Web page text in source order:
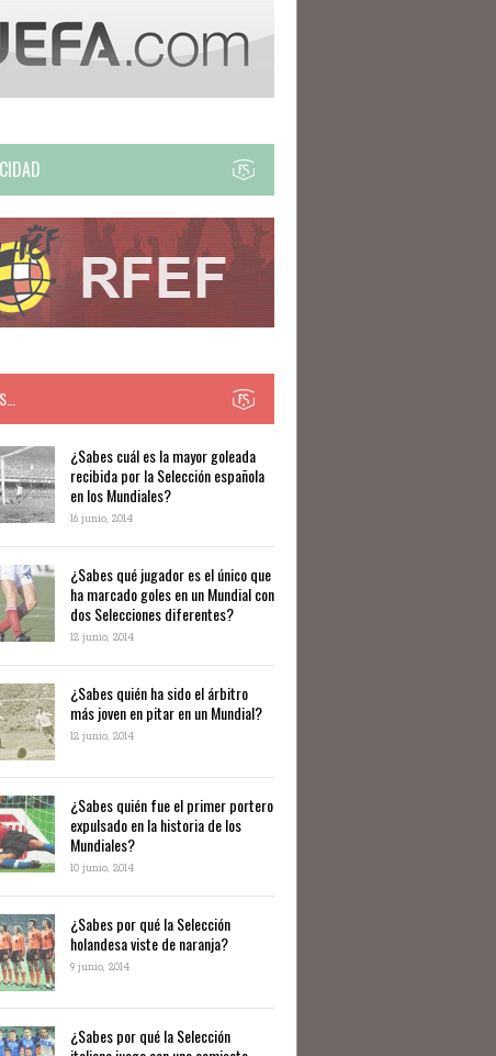
​​¿Sabes cuál es la mayor goleada
recibida por la Selección española
en los Mundiales?
16 junio, 2014
¿Sabes qué jugador es el único que
ha marcado goles en un Mundial con
dos Selecciones diferentes?
12 junio, 2014
¿Sabes quién ha sido el árbitro
más joven en pitar en un Mundial?
12 junio, 2014
¿Sabes quién fue el primer portero
expulsado en la historia de los
Mundiales?
10 junio, 2014
​¿Sabes por qué la Selección
holandesa viste de naranja?
9 junio, 2014
¿Sabes por qué la Selección